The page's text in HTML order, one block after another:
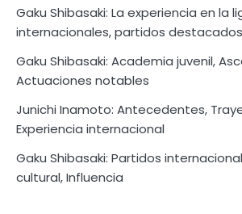
Gaku Shibasaki: La experiencia en la
internacionales, partidos destacados
Gaku Shibasaki: Academia juvenil,
Actuaciones notables
Junichi Inamoto: Antecedentes,
Experiencia internacional
Gaku Shibasaki: Partidos
cultural, Influencia